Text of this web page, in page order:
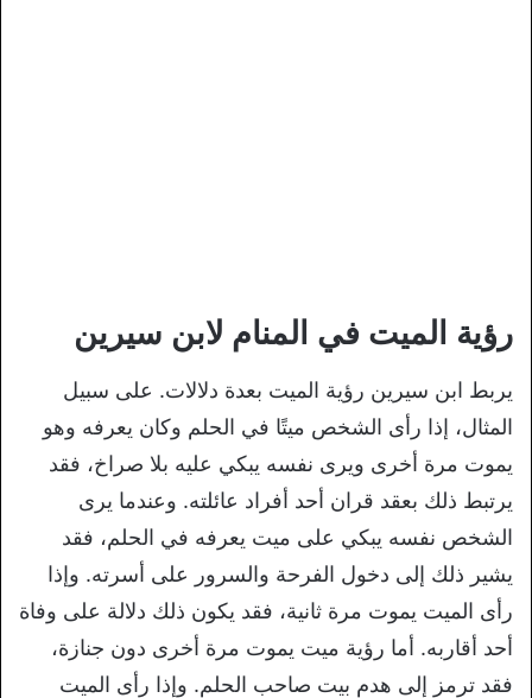
رؤية الميت في المنام لابن سيرين
يربط ابن سيرين رؤية الميت بعدة دلالات. على سبيل
المثال، إذا رأى الشخص ميتًا في الحلم وكان يعرفه وهو
يموت مرة أخرى ويرى نفسه يبكي عليه بلا صراخ، فقد
يرتبط ذلك بعقد قران أحد أفراد عائلته. وعندما يرى
الشخص نفسه يبكي على ميت يعرفه في الحلم، فقد
يشير ذلك إلى دخول الفرحة والسرور على أسرته. وإذا
رأى الميت يموت مرة ثانية، فقد يكون ذلك دلالة على وفاة
أحد أقاربه. أما رؤية ميت يموت مرة أخرى دون جنازة،
فقد ترمز إلى هدم بيت صاحب الحلم. وإذا رأى الميت